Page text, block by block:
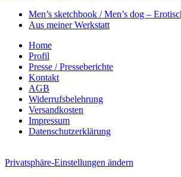
Men’s sketchbook / Men’s dog –
Aus meiner Werkstatt
Home
Profil
Presse / Presseberichte
Kontakt
AGB
Widerrufsbelehrung
Versandkosten
Impressum
Datenschutzerklärung
Privatsphäre-Einstellungen ändern